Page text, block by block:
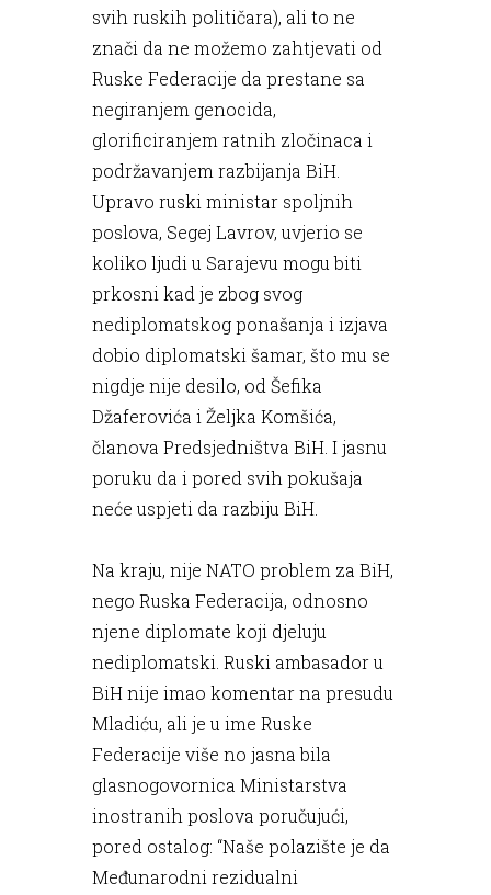
svih ruskih političara), ali to ne
znači da ne možemo zahtjevati od
Ruske Federacije da prestane sa
negiranjem genocida,
glorificiranjem ratnih zločinaca i
podržavanjem razbijanja BiH.
Upravo ruski ministar spoljnih
poslova, Segej Lavrov, uvjerio se
koliko ljudi u Sarajevu mogu biti
prkosni kad je zbog svog
nediplomatskog ponašanja i izjava
dobio diplomatski šamar, što mu se
nigdje nije desilo, od Šefika
Džaferovića i Željka Komšića,
članova Predsjedništva BiH. I jasnu
poruku da i pored svih pokušaja
neće uspjeti da razbiju BiH.
Na kraju, nije NATO problem za BiH,
nego Ruska Federacija, odnosno
njene diplomate koji djeluju
nediplomatski. Ruski ambasador u
BiH nije imao komentar na presudu
Mladiću, ali je u ime Ruske
Federacije više no jasna bila
glasnogovornica Ministarstva
inostranih poslova poručujući,
pored ostalog: “Naše polazište je da
Međunarodni rezidualni